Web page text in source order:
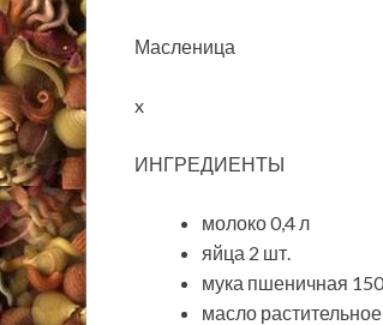
Масленица
x
ИНГРЕДИЕНТЫ
молоко 0,4 л
яйца 2 шт.
мука пшеничная
масло растительное